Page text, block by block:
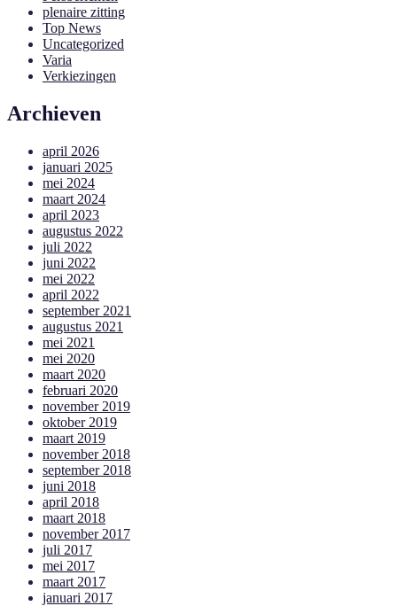
plenaire zitting
Top News
Uncategorized
Varia
Verkiezingen
Archieven
april 2026
januari 2025
mei 2024
maart 2024
april 2023
augustus 2022
juli 2022
juni 2022
mei 2022
april 2022
september 2021
augustus 2021
mei 2021
mei 2020
maart 2020
februari 2020
november 2019
oktober 2019
maart 2019
november 2018
september 2018
juni 2018
april 2018
maart 2018
november 2017
juli 2017
mei 2017
maart 2017
januari 2017